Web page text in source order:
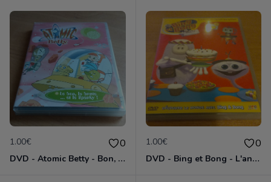
1.00€ 0
DVD - Atomic Betty - Bon, brute et Sparky
1.00€ 0
DVD - Bing et Bong - L'anniversaire de Bong